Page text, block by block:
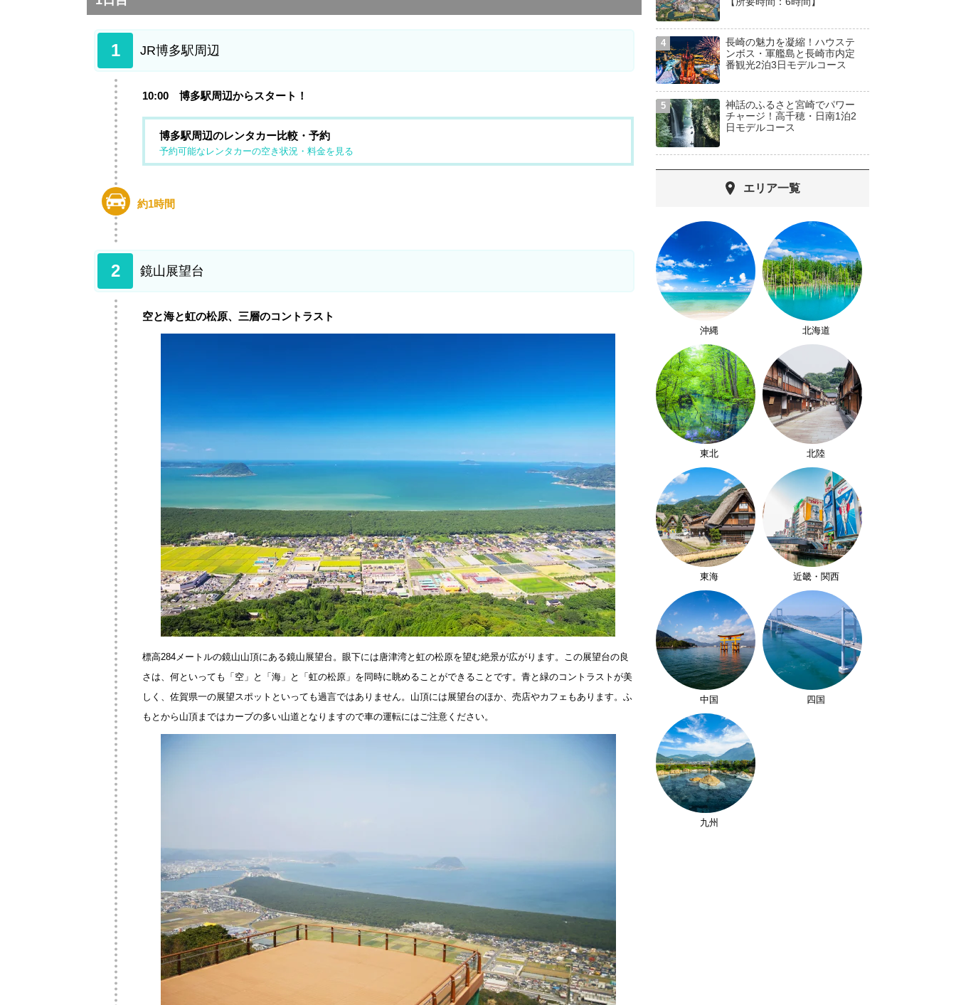
1 JR博多駅周辺
10:00 博多駅周辺からスタート！
博多駅周辺のレンタカー比較・予約
予約可能なレンタカーの空き状況・料金を見る
約1時間
2 鏡山展望台
空と海と虹の松原、三層のコントラスト
標高284メートルの鏡山山頂にある鏡山展望台。眼下には唐津湾と虹の松原を望む絶景が広がります。この展望台の良
さは、何といっても「空」と「海」と「虹の松原」を同時に眺めることができることです。青と緑のコントラストが美
しく、佐賀県一の展望スポットといっても過言ではありません。山頂には展望台のほか、売店やカフェもあります。ふ
もとから山頂まではカーブの多い山道となりますので車の運転にはご注意ください。
長崎の魅力を凝縮！ハウステ
ンボス・軍艦島と長崎市内定
番観光2泊3日モデルコース
神話のふるさと宮崎でパワー
チャージ！高千穂・日南1泊2
日モデルコース
エリア一覧
沖縄 北海道
東北 北陸
東海 近畿・関西
中国 四国
九州